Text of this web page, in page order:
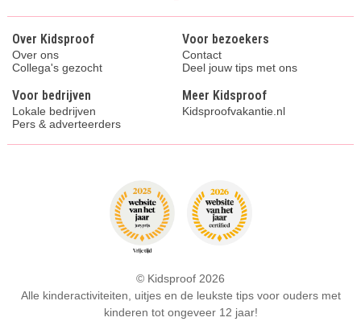
Over Kidsproof
Over ons
Collega's gezocht
Voor bezoekers
Contact
Deel jouw tips met ons
Voor bedrijven
Lokale bedrijven
Pers & adverteerders
Meer Kidsproof
Kidsproofvakantie.nl
© Kidsproof 2026
Alle kinderactiviteiten, uitjes en de leukste tips voor ouders met
kinderen tot ongeveer 12 jaar!